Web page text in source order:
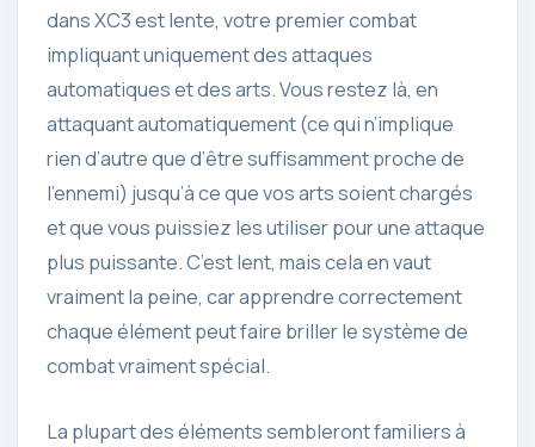
dans XC3 est lente, votre premier combat
impliquant uniquement des attaques
automatiques et des arts. Vous restez là, en
attaquant automatiquement (ce qui n’implique
rien d’autre que d’être suffisamment proche de
l’ennemi) jusqu’à ce que vos arts soient chargés
et que vous puissiez les utiliser pour une attaque
plus puissante. C’est lent, mais cela en vaut
vraiment la peine, car apprendre correctement
chaque élément peut faire briller le système de
combat vraiment spécial.
La plupart des éléments sembleront familiers à